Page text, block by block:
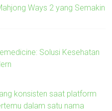
Ways 2 yang Semakin
Solusi Kesehatan
konsisten saat platform
dalam satu nama